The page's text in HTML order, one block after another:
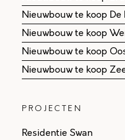
Nieuwbouw te koop De
Nieuwbouw te koop
Nieuwbouw te koop
Nieuwbouw te koop
PROJECTEN
Residentie Swan